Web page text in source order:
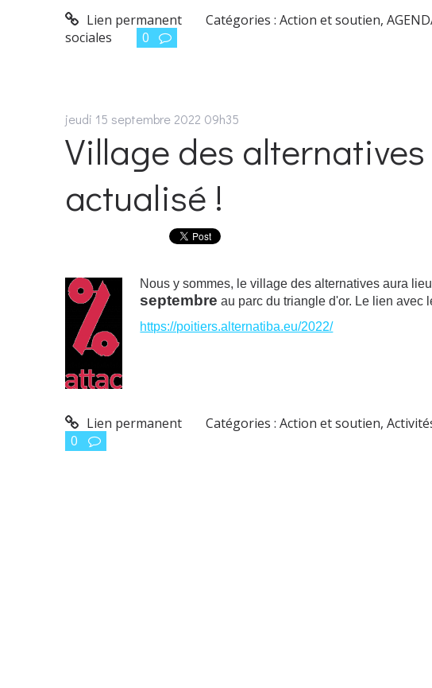
Lien permanent Catégories :Action et soutien,
sociales
0
jeudi 15 septembre 2022 09h35
Village des
actualisé !
Nous y sommes, le village des alternatives aura
septembre au parc du triangle d'or. Le lien avec
https://poitiers.alternatiba.eu/2022/
Lien permanent Catégories :Action et soutien,
0